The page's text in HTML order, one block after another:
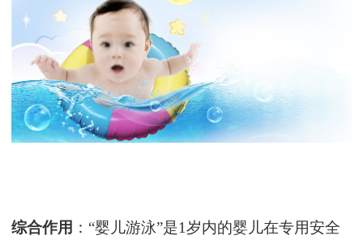
综合作用 ：“婴儿游泳”是1岁内的婴儿在专用安全